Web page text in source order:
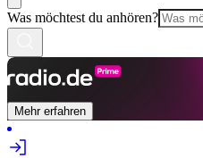
Was möchtest du anhören?
Mehr erfahren